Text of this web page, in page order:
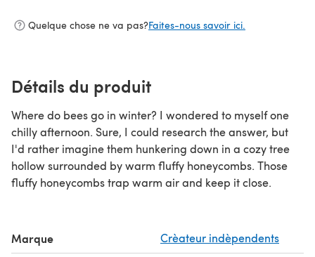
Quelque chose ne va pas?Faites-nous savoir ici.
Détails du produit
Where do bees go in winter? I wondered to myself one
chilly afternoon. Sure, I could research the answer, but
I'd rather imagine them hunkering down in a cozy tree
hollow surrounded by warm fluffy honeycombs. Those
fluffy honeycombs trap warm air and keep it close.
Marque Crèateur indèpendents